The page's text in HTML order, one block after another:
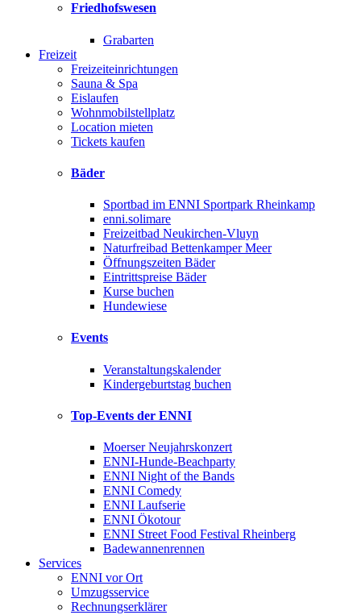
Friedhofswesen
Grabarten
Freizeit
Freizeiteinrichtungen
Sauna & Spa
Eislaufen
Wohnmobilstellplatz
Location mieten
Tickets kaufen
Bäder
Sportbad im ENNI Sportpark Rheinkamp
enni.solimare
Freizeitbad Neukirchen-Vluyn
Naturfreibad Bettenkamper Meer
Öffnungszeiten Bäder
Eintrittspreise Bäder
Kurse buchen
Hundewiese
Events
Veranstaltungskalender
Kindergeburtstag buchen
Top-Events der ENNI
Moerser Neujahrskonzert
ENNI-Hunde-Beachparty
ENNI Night of the Bands
ENNI Comedy
ENNI Laufserie
ENNI Ökotour
ENNI Street Food Festival Rheinberg
Badewannenrennen
Services
ENNI vor Ort
Umzugsservice
Rechnungserklärer